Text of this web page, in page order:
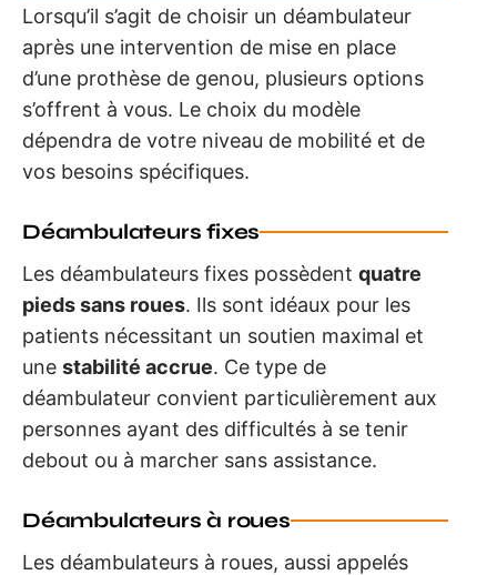
Lorsqu’il s’agit de choisir un déambulateur
après une intervention de mise en place
d’une prothèse de genou, plusieurs options
s’offrent à vous. Le choix du modèle
dépendra de votre niveau de mobilité et de
vos besoins spécifiques.
Déambulateurs fixes
Les déambulateurs fixes possèdent quatre
pieds sans roues. Ils sont idéaux pour les
patients nécessitant un soutien maximal et
une stabilité accrue. Ce type de
déambulateur convient particulièrement aux
personnes ayant des difficultés à se tenir
debout ou à marcher sans assistance.
Déambulateurs à roues
Les déambulateurs à roues, aussi appelés